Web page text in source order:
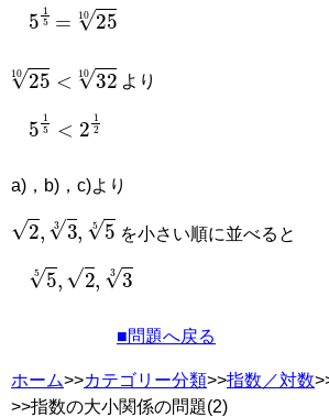
515
=2510
2510<3210より
51 5 <2
a)，b)，c)より
2,3 3,5 5 を小さい順に並べると
55 2,3 3
■問題へ戻る
ホーム>>カテゴリー分類>>指数／対数
>>指数の大小関係の問題(2)